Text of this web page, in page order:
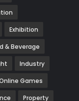
Exhibition
& Beverage
Industry
Games
Property